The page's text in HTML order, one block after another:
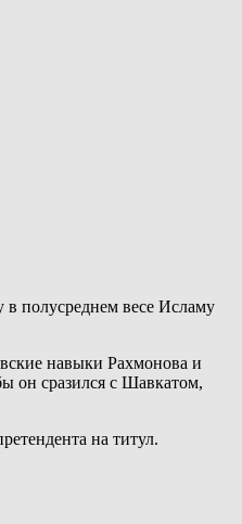
полусреднем весе Исламу
навыки Рахмонова и
он сразился с Шавкатом,
на титул.